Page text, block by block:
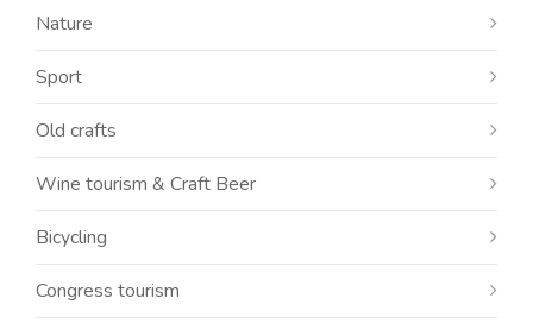
Nature
Sport
Old crafts
Wine tourism & Craft Beer
Bicycling
Congress tourism